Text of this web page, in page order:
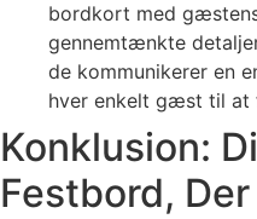
bordkort med
gennemtænkte
de kommunikerer en
hver enkelt gæst til at
Konklusion:
Festbord,